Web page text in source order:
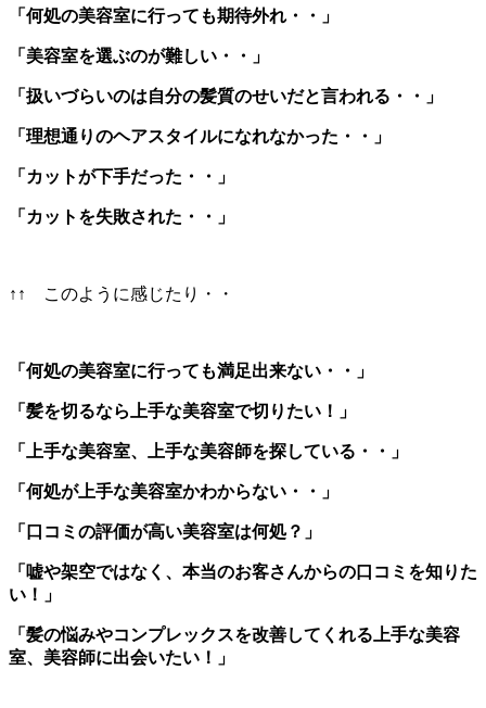
「何処の美容室に行っても期待外れ・・」
「美容室を選ぶのが難しい・・」
「扱いづらいのは自分の髪質のせいだと言われる・・」
「理想通りのヘアスタイルになれなかった・・」
「カットが下手だった・・」
「カットを失敗された・・」
↑↑ このように感じたり・・
「何処の美容室に行っても満足出来ない・・」
「髪を切るなら上手な美容室で切りたい！」
「上手な美容室、上手な美容師を探している・・」
「何処が上手な美容室かわからない・・」
「口コミの評価が高い美容室は何処？」
「嘘や架空ではなく、本当のお客さんからの口コミを知りた
い！」
「髪の悩みやコンプレックスを改善してくれる上手な美容
室、美容師に出会いたい！」